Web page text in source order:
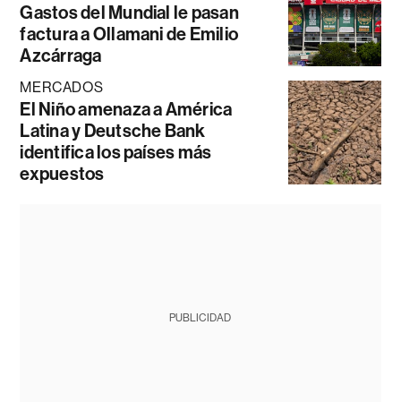
Gastos del Mundial le pasan
factura a Ollamani de Emilio
Azcárraga
MERCADOS
El Niño amenaza a América
Latina y Deutsche Bank
identifica los países más
expuestos
PUBLICIDAD